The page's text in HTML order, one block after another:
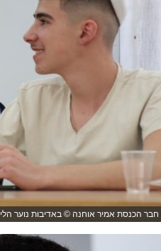
הכנסת אמיר אוחנה © באדיבות נוער